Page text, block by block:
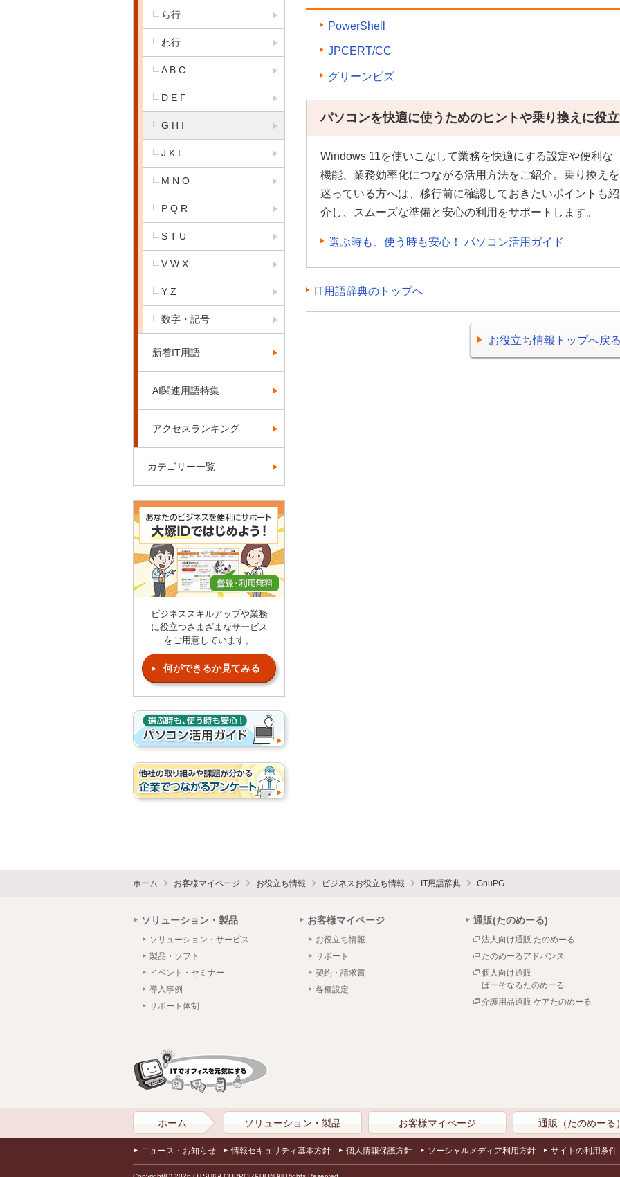
PowerShell
JPCERT/CC
グリーンビズ
パソコンを快適に使うためのヒントや乗り換えに役
Windows 11を使いこなして業務を快適にする設定や便利な
機能、業務効率化につながる活用方法をご紹介。乗り換えを
迷っている方へは、移行前に確認しておきたいポイントも紹
介し、スムーズな準備と安心の利用をサポートします。
選ぶ時も、使う時も安心！ パソコン活用ガイド
IT用語辞典のトップへ
お役立ち情報トップへ戻
ら行
わ行
A B C
D E F
G H I
J K L
M N O
P Q R
S T U
V W X
Y Z
数字・記号
新着IT用語
AI関連用語特集
アクセスランキング
カテゴリー一覧
ビジネススキルアップや業務
に役立つさまざまなサービス
をご用意しています。
何ができるか見てみる
ホーム お客様マイページ お役立ち情報 ビジネスお役立ち情報 IT用語辞典 GnuPG
ソリューション・製品
ソリューション・サービス
製品・ソフト
イベント・セミナー
導入事例
サポート体制
お客様マイページ
お役立ち情報
サポート
契約・請求書
各種設定
通販(たのめーる)
法人向け通販 たのめーる
たのめーるアドバンス
個人向け通販
ぱーそなるたのめーる
介護用品通販 ケアたのめーる
ホーム ソリューション・製品 お客様マイページ 通販（たのめーる
ニュース・お知らせ 情報セキュリティ基本方針 個人情報保護方針 ソーシャルメディア利用方針 サイトの利用条件